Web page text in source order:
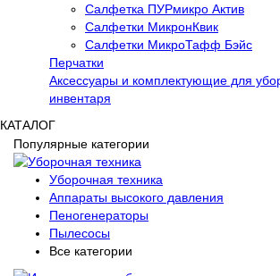
Салфетка ПУРмикро Актив
Салфетки МикронКвик
Салфетки МикроТафф Бэйс
Перчатки
Аксессуары и комплектующие для
инвентаря
КАТАЛОГ
Популярные категории
Уборочная техника
Аппараты высокого давления
Пеногенераторы
Пылесосы
Все категории